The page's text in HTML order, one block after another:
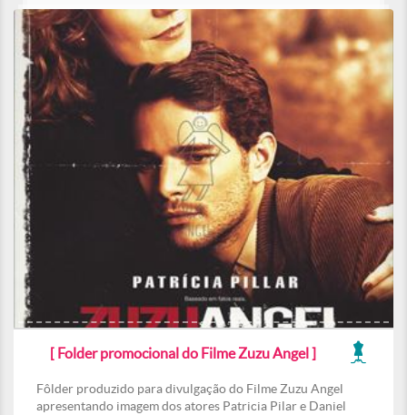
[ Folder promocional do Filme Zuzu Angel ]
Fôlder produzido para divulgação do Filme Zuzu Angel
apresentando imagem dos atores Patricia Pilar e Daniel